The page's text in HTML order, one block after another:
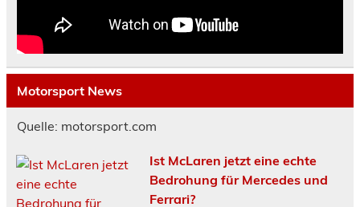
Motorsport News
Quelle: motorsport.com
Ist McLaren jetzt eine echte
Bedrohung für Mercedes und
Ferrari?